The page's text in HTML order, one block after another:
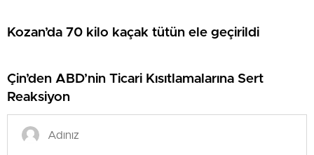
Kozan’da 70 kilo kaçak tütün ele geçirildi
Çin’den ABD’nin Ticari Kısıtlamalarına Sert
Reaksiyon